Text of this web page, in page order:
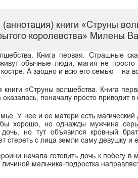
(аннотация) книги «Струны
королевства» Милены
Книга первая. Страшные
обычные люди, магия не просто
А заодно и всю его семью – на
«Струны волшебства. Книга
поначалу просто приводит в
У нее и ее матери есть
хорошо, но однажды мужчина
но тут объявился кровный
стереть с лица земли саму девушку и
начала готовить дочь к побегу
мальчика-подростка